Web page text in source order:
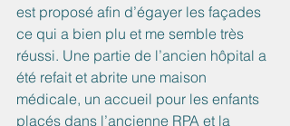
est proposé afin d’égayer les façades
ce qui a bien plu et me semble très
réussi. Une partie de l’ancien hôpital a
été refait et abrite une maison
médicale, un accueil pour les enfants
placés dans l’ancienne RPA et la